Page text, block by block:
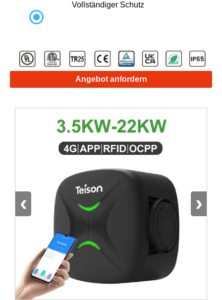

Vollständiger Schutz
Angebot anfordern
‹ ›